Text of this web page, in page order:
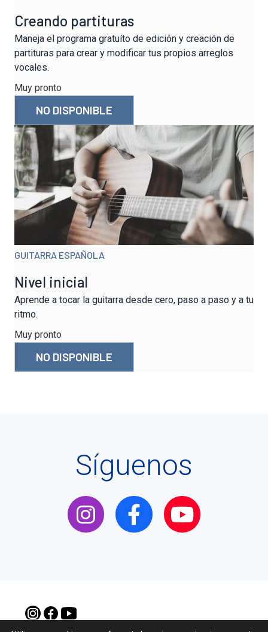
Creando partituras
Maneja el programa gratuíto de edición y creación de
partituras para crear y modificar tus propios arreglos
vocales.
Muy pronto
NO DISPONIBLE
GUITARRA ESPAÑOLA
Nivel inicial
Aprende a tocar la guitarra desde cero, paso a paso y a tu
ritmo.
Muy pronto
NO DISPONIBLE
Síguenos
Instagram Facebook YouTube
WEB CANTAMOR